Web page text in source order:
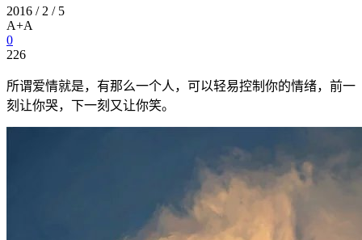
2016 / 2 / 5
A+A
0
226
所谓爱情就是，有那么一个人，可以轻易控制你的情绪，前一
刻让你哭，下一刻又让你笑。